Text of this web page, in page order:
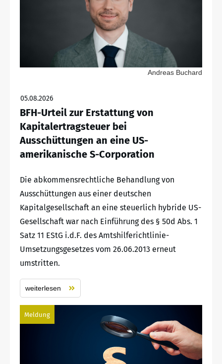
Andreas Buchard
05.08.2026
BFH-Urteil zur Erstattung von
Kapitalertragsteuer bei
Ausschüttungen an eine US-
amerikanische S-Corporation
Die abkommensrechtliche Behandlung von
Ausschüttungen aus einer deutschen
Kapitalgesellschaft an eine steuerlich hybride US-
Gesellschaft war nach Einführung des § 50d Abs. 1
Satz 11 EStG i.d.F. des Amtshilferichtlinie-
Umsetzungsgesetzes vom 26.06.2013 erneut
umstritten.
weiterlesen
Meldung